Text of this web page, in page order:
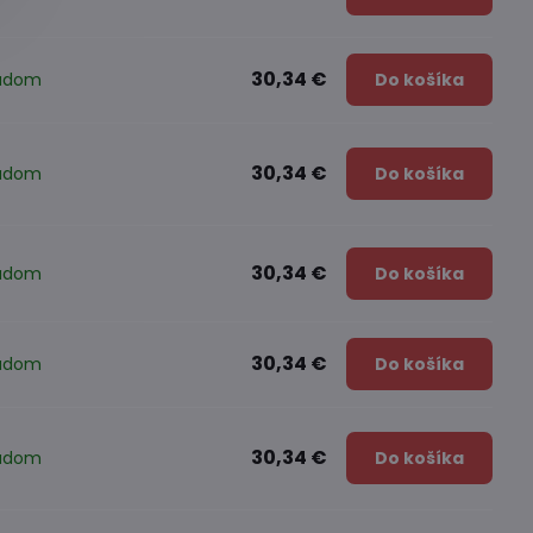
30,34 € Do košíka
30,34 € Do košíka
30,34 € Do košíka
30,34 € Do košíka
30,34 € Do košíka